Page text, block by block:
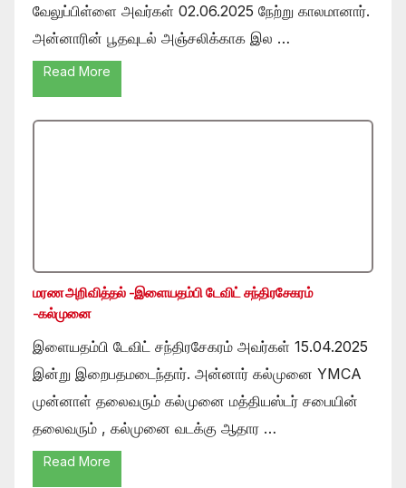
வேலுப்பிள்ளை அவர்கள் 02.06.2025 நேற்று காலமானார்.
அன்னாரின் பூதவுடல் அஞ்சலிக்காக இல …
Read More
மரண அறிவித்தல் -இளையதம்பி டேவிட் சந்திரசேகரம்
-கல்முனை
இளையதம்பி டேவிட் சந்திரசேகரம் அவர்கள் 15.04.2025
இன்று இறைபதமடைந்தார். அன்னார் கல்முனை YMCA
முன்னாள் தலைவரும் கல்முனை மத்தியஸ்டர் சபையின்
தலைவரும் , கல்முனை வடக்கு ஆதார …
Read More